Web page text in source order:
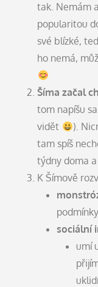
tak. Nemám
popularitou
své blízké,
ho nemá,
Šíma začal
tom napíšu
vidět
).
tam spíš
týdny doma
K Šímově
sociální
umí